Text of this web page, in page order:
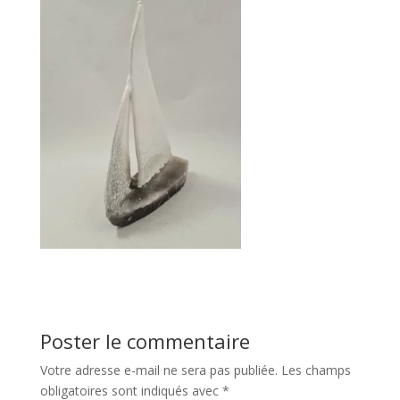
Poster le commentaire
Votre adresse e-mail ne sera pas publiée. Les champs
obligatoires sont indiqués avec *